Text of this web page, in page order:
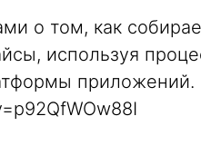
о том, как
используя
приложений.